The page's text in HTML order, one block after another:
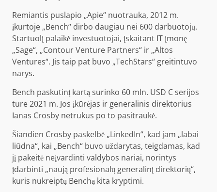
Remiantis puslapio „Apie“ nuotrauka, 2012 m.
įkurtoje „Bench“ dirbo daugiau nei 600 darbuotojų.
Startuolį palaikė investuotojai, įskaitant IT įmonę
„Sage“, „Contour Venture Partners“ ir „Altos
Ventures“. Jis taip pat buvo „TechStars“ greitintuvo
narys.
Bench paskutinį kartą surinko 60 mln. USD C serijos
ture 2021 m. Jos įkūrėjas ir generalinis direktorius
Ianas Crosby netrukus po to pasitraukė.
Šiandien Crosby paskelbė „LinkedIn“, kad jam „labai
liūdna“, kai „Bench“ buvo uždarytas, teigdamas, kad
jį pakeitė neįvardinti valdybos nariai, norintys
įdarbinti „naują profesionalų generalinį direktorių“,
kuris nukreiptų Benchą kita kryptimi.